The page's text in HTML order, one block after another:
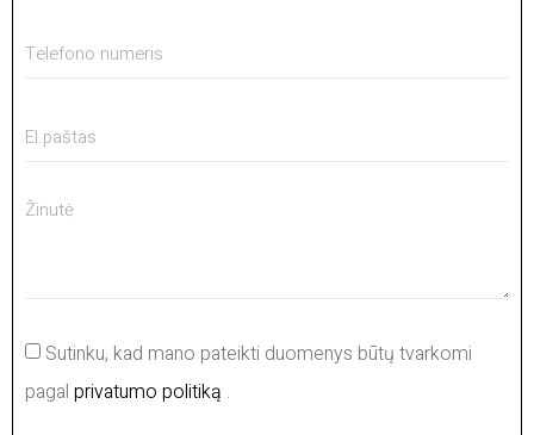
Sutinku, kad mano pateikti duomenys būtų tvarkomi
pagal privatumo politiką .